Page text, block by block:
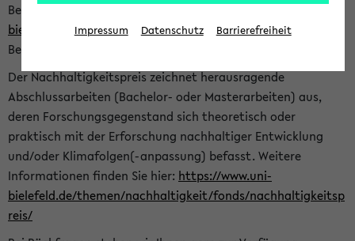
Bewerbung dieses Formular<https://formulare.uni-
bielefeld.de/frontend-server/form/provide/913/>. Die
Bewerbungsfrist endet am 30.09.2026.
Der Nachhaltigkeitspreis zeichnet herausragende
Abschlussarbeiten (Bachelor- oder Masterarbeiten) aus,
deren Forschungsgegenstand sich theoretisch oder
praktisch mit der Erforschung nachhaltiger Entwicklung
und/oder Klimafolgen(-anpassung) befasst. Weitere
Informationen finden Sie hier: https://www.uni-
bielefeld.de/themen/nachhaltigkeit/fonds/nachhaltigkeitsp
reis/
Impressum Datenschutz Barrierefreiheit